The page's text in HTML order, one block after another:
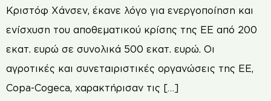
Κριστόφ Χάνσεν, έκανε λόγο για ενεργοποίηση και
ενίσχυση του αποθεματικού κρίσης της ΕΕ από 200
εκατ. ευρώ σε συνολικά 500 εκατ. ευρώ. Οι
αγροτικές και συνεταιριστικές οργανώσεις της ΕΕ,
Copa-Cogeca, χαρακτήρισαν τις […]